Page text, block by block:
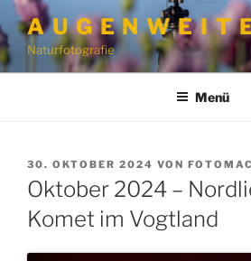
Zum
Inhalt
springen
A U G E N W E I T
Naturfotografie
Menü
VERÖFFENTLICHT
AM
30. OKTOBER 2024 VON
Oktober 2024 –
Komet im Vogtland